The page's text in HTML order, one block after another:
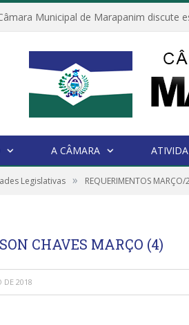
A CÂMARA
Legislativas » REQUERIMENTOS
CHAVES MARÇO (4)
DE 2018